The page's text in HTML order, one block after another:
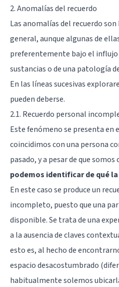
2. Anomalías del recuerdo
Las anomalías del recuerdo
general, aunque algunas de
preferentemente bajo el influjo
sustancias o de una patología
En las líneas sucesivas
pueden deberse.
2.1. Recuerdo personal
Este fenómeno se presenta en
coincidimos con una persona
pasado, y a pesar de que
podemos identificar de qué
En este caso se produce un
incompleto, puesto que una
disponible. Se trata de una
a la ausencia de claves
esto es, al hecho de
espacio desacostumbrado
habitualmente solemos